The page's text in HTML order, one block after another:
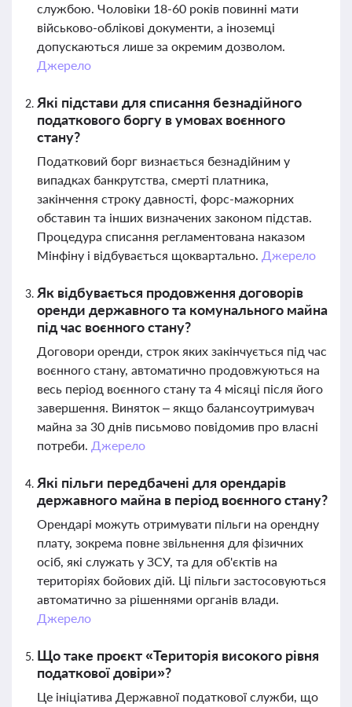
службою. Чоловіки 18-60 років повинні мати
військово-облікові документи, а іноземці
допускаються лише за окремим дозволом.
Джерело
Які підстави для списання безнадійного
податкового боргу в умовах воєнного
стану?
Податковий борг визнається безнадійним у
випадках банкрутства, смерті платника,
закінчення строку давності, форс-мажорних
обставин та інших визначених законом підстав.
Процедура списання регламентована наказом
Мінфіну і відбувається щоквартально. Джерело
Як відбувається продовження договорів
оренди державного та комунального майна
під час воєнного стану?
Договори оренди, строк яких закінчується під час
воєнного стану, автоматично продовжуються на
весь період воєнного стану та 4 місяці після його
завершення. Виняток – якщо балансоутримувач
майна за 30 днів письмово повідомив про власні
потреби. Джерело
Які пільги передбачені для орендарів
державного майна в період воєнного стану?
Орендарі можуть отримувати пільги на орендну
плату, зокрема повне звільнення для фізичних
осіб, які служать у ЗСУ, та для об'єктів на
територіях бойових дій. Ці пільги застосовуються
автоматично за рішеннями органів влади.
Джерело
Що таке проєкт «Територія високого рівня
податкової довіри»?
Це ініціатива Державної податкової служби, що